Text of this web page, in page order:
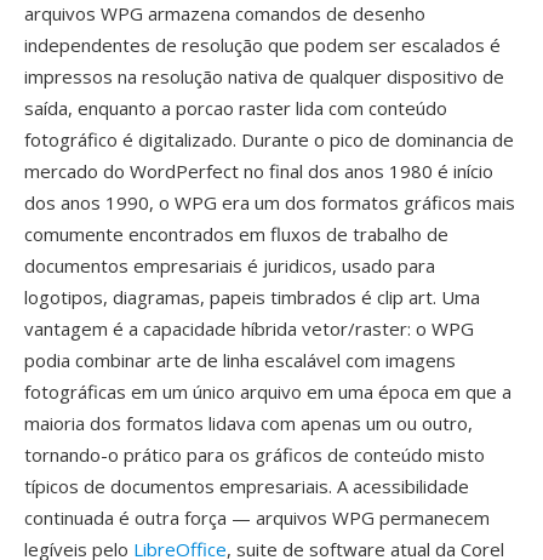
arquivos WPG armazena comandos de desenho
independentes de resolução que podem ser escalados é
impressos na resolução nativa de qualquer dispositivo de
saída, enquanto a porcao raster lida com conteúdo
fotográfico é digitalizado. Durante o pico de dominancia de
mercado do WordPerfect no final dos anos 1980 é início
dos anos 1990, o WPG era um dos formatos gráficos mais
comumente encontrados em fluxos de trabalho de
documentos empresariais é juridicos, usado para
logotipos, diagramas, papeis timbrados é clip art. Uma
vantagem é a capacidade híbrida vetor/raster: o WPG
podia combinar arte de linha escalável com imagens
fotográficas em um único arquivo em uma época em que a
maioria dos formatos lidava com apenas um ou outro,
tornando-o prático para os gráficos de conteúdo misto
típicos de documentos empresariais. A acessibilidade
continuada é outra força — arquivos WPG permanecem
legíveis pelo LibreOffice, suite de software atual da Corel